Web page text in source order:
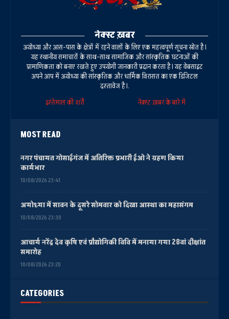
CATEGORIES
नेक्स्ट ख़बर
अयोध्या और आस-पास के क्षेत्रों में रहने वालों के लिए एक महत्वपूर्ण सूचना स्रोत है।
यह स्थानीय समाचारों के साथ-साथ सामाजिक और सांस्कृतिक घटनाओं की
प्रामाणिकता को बनाए रखते हुए उपयोगी जानकारी प्रदान करता है। यह वेबसाइट
अपने आप में अयोध्या की सांस्कृतिक और धार्मिक विरासत का एक डिजिटल
दस्तावेज है।.
इस्तेमाल की शर्तें
नेक्स्ट ख़बर के बारे में
MOST READ
नगर पंचायत गोसाईगंज में अतिरिक्त प्रभारी ईओ ने ग्रहण किया
कार्यभार
10/08/2026 23:41
अयोध्या में सावन के दूसरे सोमवार को दिखा आस्था का महासंगम
10/08/2026 23:30
आचार्य नरेंद्र देव कृषि एवं प्रौद्योगिकी विवि में मनाया गया 28वां दीक्षांत
समारोह
10/08/2026 23:20